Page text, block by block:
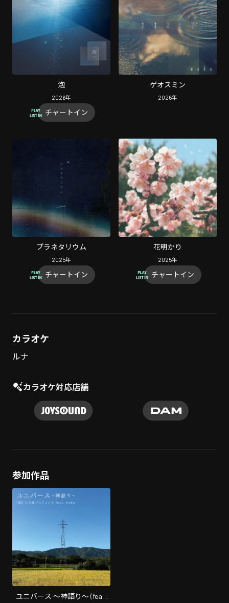
泡
2026年
チャートイン
ゲオスミン
2026年
プラネタリウム
2025年
チャートイン
花明かり
2025年
チャートイン
カラオケ
ルナ
カラオケ対応店舗
参加作品
ユニバース ～神語り～ (feat.